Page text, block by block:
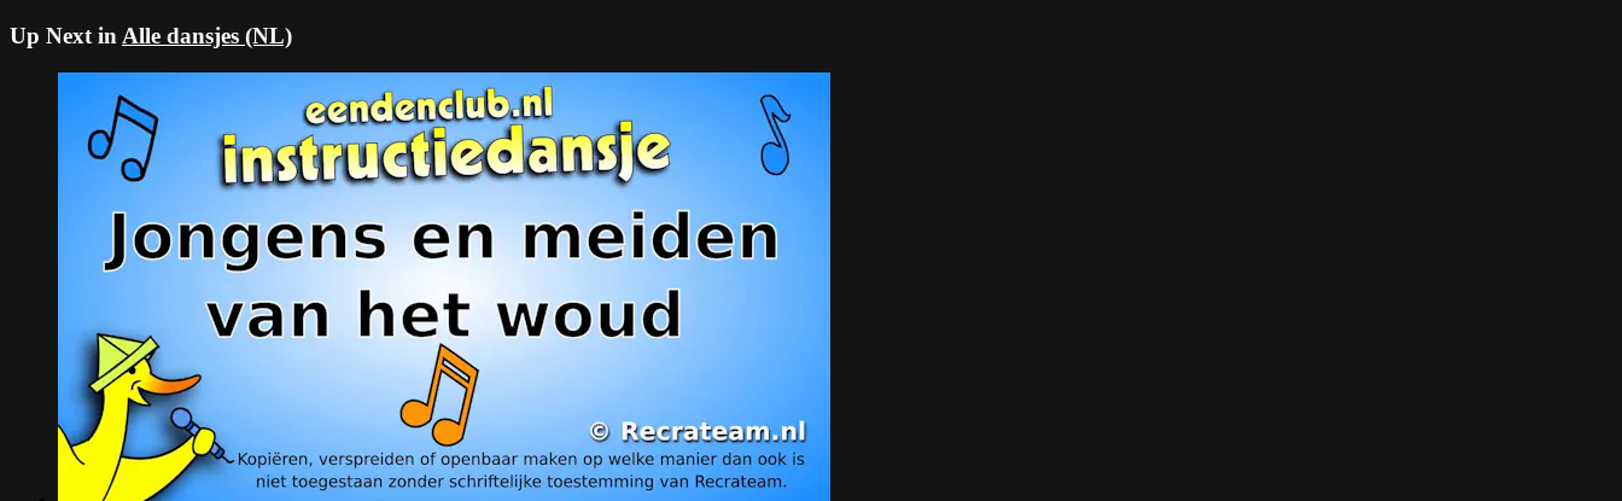
Up Next in Alle dansjes (NL)